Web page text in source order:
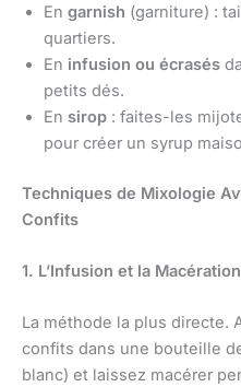
En garnish (garniture) :
quartiers.
En infusion ou écrasés
petits dés.
En sirop : faites-les
pour créer un syrup
Techniques de Mixologie
Confits
1. L’Infusion et la Macération
La méthode la plus directe.
confits dans une bouteille
blanc) et laissez macérer